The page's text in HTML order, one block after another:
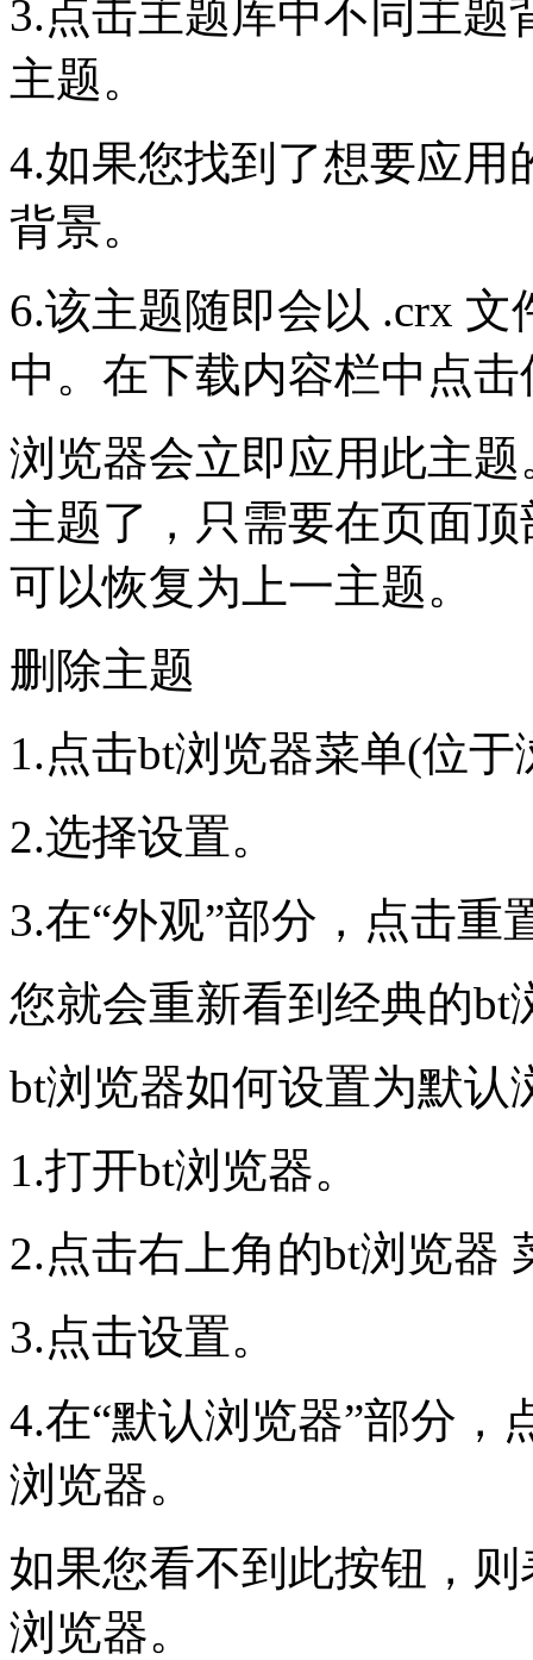
3.点击主题库中不同主
主题。
4.如果您找到了想要应用
背景。
6.该主题随即会以 .crx
中。在下载内容栏中点
浏览器会立即应用此主
主题了，只需要在页面
可以恢复为上一主题。
删除主题
1.点击bt浏览器菜单(位
2.选择设置。
3.在“外观”部分，点击重
您就会重新看到经典的bt
bt浏览器如何设置为默认
1.打开bt浏览器。
2.点击右上角的bt浏览器
3.点击设置。
4.在“默认浏览器”部分，
浏览器。
如果您看不到此按钮，
浏览器。